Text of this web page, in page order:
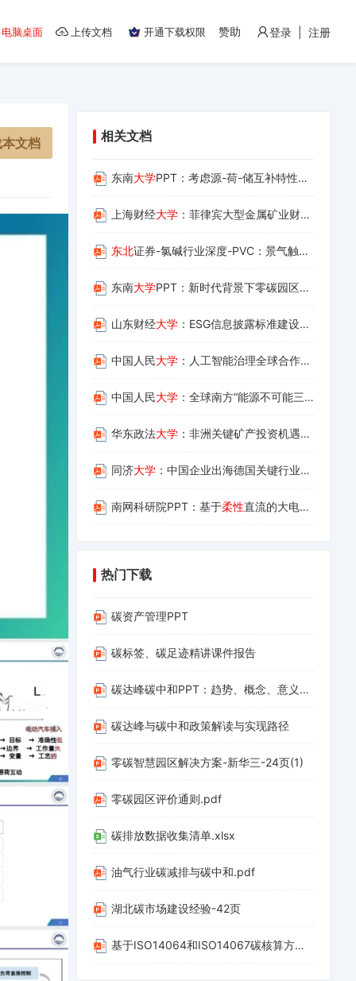
电脑桌面 上传文档 开通下载权限 赞助 登录 | 注册
文档 相关文档
东南大学PPT：考虑源-荷-储互补特性的
上海财经大学 ：菲律宾大型金属矿业财政制度改革研究报告
东北证券-氯碱行业深度-PVC：景气触底，无汞化及双碳政策持续演进下有望迎启新周期度
东南大学PPT：新时代背景下零碳园区建设的原理和方法
山东财经大学 ：ESG信息披露标准建设与财经数据库应用
中国人民大学 ：人工智能治理全球合作进展研究报告（2026年）
中国人民大学 ：全球南方“能源不可能三角”指数报告——中国能源行业的出海手册 (1)
华东政法大学 ：非洲关键矿产投资机遇与风险研究报告
同济大学 ：中国企业出海德国关键行业的研究报告
南网科研院PPT：基于柔性直流的大电网惯量实时监测技术研究
热门下载
碳资产管理PPT
碳标签、碳足迹精讲课件报告
碳达峰碳中和PPT：趋势、概念、意义、路径与探索（碳达峰碳中和相关内容介绍及减污降碳的路径解读）(1)
碳达峰与碳中和政策解读与实现路径
零碳智慧园区解决方案-新华三-24页(1)
零碳园区评价通则.pdf
碳排放数据收集清单.xlsx
油气行业碳减排与碳中和.pdf
湖北碳市场建设经验-42页
基于ISO14064和ISO14067碳核算方法应用-20220312-山西科城能源环境创新研究院-39页.pdf